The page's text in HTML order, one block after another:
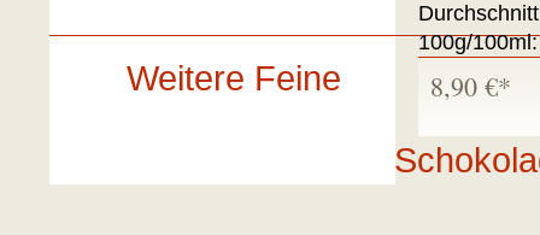
100g/100ml:
8,90 €*
Weitere Feine